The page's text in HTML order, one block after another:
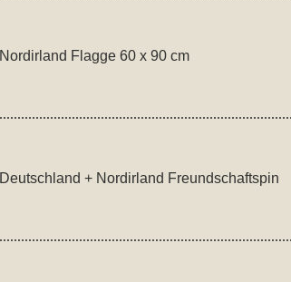
Nordirland Flagge 60 x 90 cm
Deutschland + Nordirland Freundschaftspin